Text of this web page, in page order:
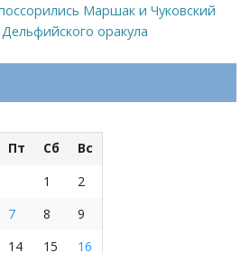
Маршак и Чуковский
оракула
Пт Сб
Вс
1
2
7 8
9
14 15 16